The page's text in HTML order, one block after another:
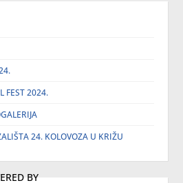
FEST 2024.
24. KOLOVOZA U KRIŽU